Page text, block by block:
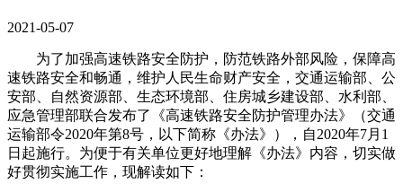
2021-05-07
为了加强高速铁路安全防护，防范铁路外部风险，保障高
速铁路安全和畅通，维护人民生命财产安全，交通运输部、公
安部、自然资源部、生态环境部、住房城乡建设部、水利部、
应急管理部联合发布了《高速铁路安全防护管理办法》（交通
运输部令2020年第8号，以下简称《办法》），自2020年7月1
日起施行。为便于有关单位更好地理解《办法》内容，切实做
好贯彻实施工作，现解读如下：